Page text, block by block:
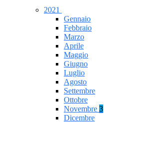
2021
Gennaio
Febbraio
Marzo
Aprile
Maggio
Giugno
Luglio
Agosto
Settembre
Ottobre
Novembre 3
Dicembre